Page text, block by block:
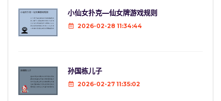
小仙女扑克—仙女牌游戏规则
2026-02-28 11:34:44
孙国栋儿子
2026-02-27 11:35:02